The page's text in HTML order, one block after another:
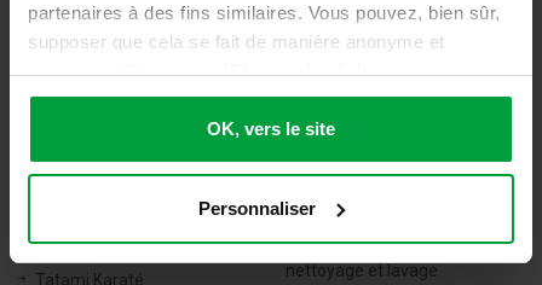
partenaires à des fins similaires. Vous pouvez, bien sûr,
supposer que cela se fait de manière anonyme et
sécurisée. Cliquez sur 'Ok, vers le site' pour tout
accepter ou ajustez manuellement vos préférences.
OK, vers le site
Personnaliser
TATAMIX FRANCE
Tel:06 71 20 04 30
Adresse: 8, rue des Frênes 41190 HERBAULT
TATAMI PUZZLE
Tapis Puzzle Arts Martiaux
Tatami Karaté
TATAMI: UTILISATION ET
ENTRETIEN
Arts martiaux Tatami
nettoyage et lavage